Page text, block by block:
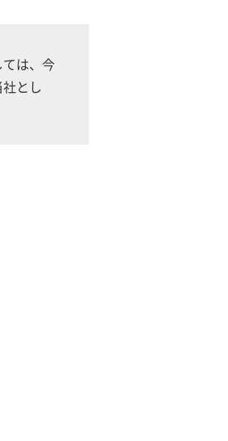
は、今
とし